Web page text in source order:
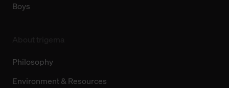
Boys
Philosophy
Environment & Resources